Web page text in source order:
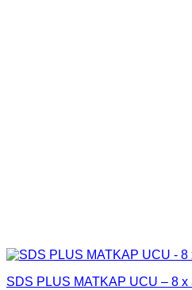
SDS PLUS MATKAP UCU – 8 x